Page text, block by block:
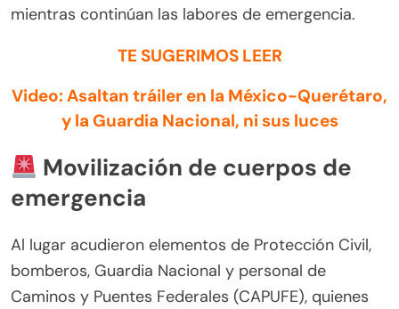
mientras continúan las labores de emergencia.
TE SUGERIMOS LEER
Video: Asaltan tráiler en la México-Querétaro,
y la Guardia Nacional, ni sus luces
Movilización de cuerpos de
emergencia
Al lugar acudieron elementos de Protección Civil,
bomberos, Guardia Nacional y personal de
Caminos y Puentes Federales (CAPUFE), quienes